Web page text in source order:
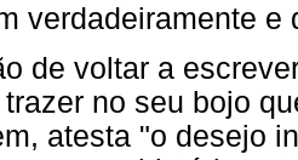
verdadeiramente e
de voltar a
no seu bojo
atesta "o desejo